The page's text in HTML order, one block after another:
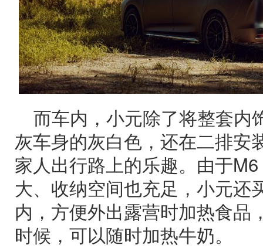
而车内，小元除了将整套内
灰车身的灰白色，还在二排安
家人出行路上的乐趣。由于
大、收纳空间也充足，小元还
内，方便外出露营时加热食品
时候，可以随时加热牛奶。